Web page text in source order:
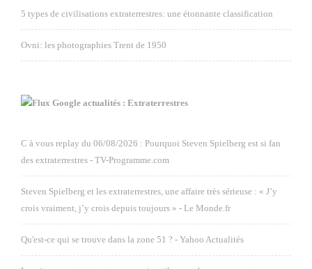
5 types de civilisations extraterrestres: une étonnante classification
Ovni: les photographies Trent de 1950
Google actualités : Extraterrestres
C à vous replay du 06/08/2026 : Pourquoi Steven Spielberg est si fan
des extraterrestres - TV-Programme.com
Steven Spielberg et les extraterrestres, une affaire très sérieuse : « J’y
crois vraiment, j’y crois depuis toujours » - Le Monde.fr
Qu'est-ce qui se trouve dans la zone 51 ? - Yahoo Actualités